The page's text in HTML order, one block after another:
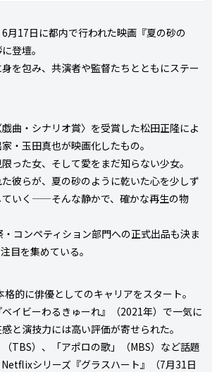
月17日に都内で行われた映画『夏の砂の
登壇。
を包み、共演者や監督たちとともにステー
曲・シナリオ賞〉を受賞した松田正隆によ
・玉田真也が映画化したもの。
った女、そして愛をまだ知らない少女。
彼らが、夏の砂のように乾いた心を少しず
ていく——そんな静かで、確かな再生の物
コンペティション部門への正式出品も決ま
目を集めている。
的に俳優としてのキャリアをスタート。
イビーわるきゅーれ』（2021年）で一気に
と演技力には高い評価が寄せられた。
TBS）、「アポロの歌」（MBS）など話題
シリーズ『グラスハート』（7月31日